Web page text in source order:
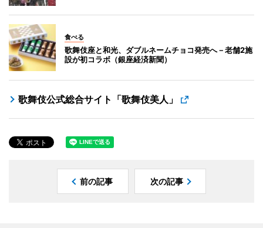
食べる
歌舞伎座と和光、ダブルネームチョコ発売へ－老舗2施
設が初コラボ（銀座経済新聞）
歌舞伎公式総合サイト「歌舞伎美人」
前の記事 次の記事